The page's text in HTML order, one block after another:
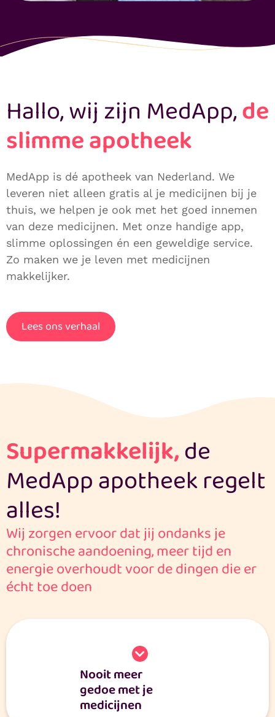
Hallo, wij zijn MedApp,de
slimme apotheek
MedApp is dé apotheek van Nederland. We
leveren niet alleen gratis al je medicijnen bij je
thuis, we helpen je ook met het goed innemen
van deze medicijnen. Met onze handige app,
slimme oplossingen én een geweldige service.
Zo maken we je leven met medicijnen
makkelijker.
Lees ons verhaal
Supermakkelijk,de
MedApp apotheek regelt
alles!
Wij zorgen ervoor dat jij ondanks je
chronische aandoening, meer tijd en
energie overhoudt voor de dingen die er
écht toe doen
Nooit meer
gedoe met je
medicijnen